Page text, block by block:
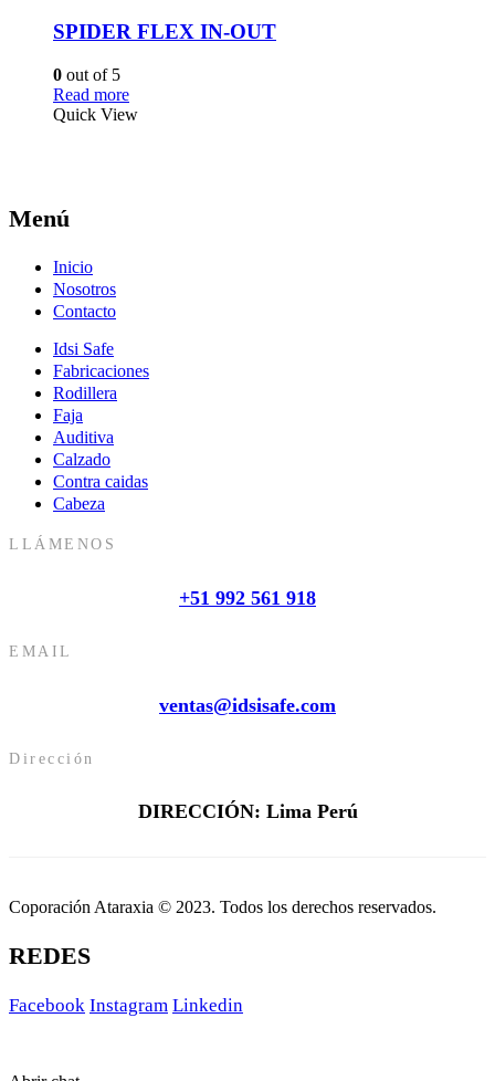
SPIDER FLEX IN-OUT
0 out of 5
Read more
Quick View
Menú
Inicio
Nosotros
Contacto
Idsi Safe
Fabricaciones
Rodillera
Faja
Auditiva
Calzado
Contra caidas
Cabeza
LLÁMENOS
+51 992 561 918
EMAIL
ventas@idsisafe.com
Dirección
DIRECCIÓN: Lima Perú
Coporación Ataraxia © 2023. Todos los derechos reservados.
REDES
Facebook Instagram Linkedin